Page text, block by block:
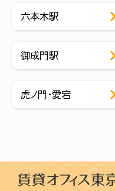
六本木駅
御成門駅
虎ノ門・愛宕